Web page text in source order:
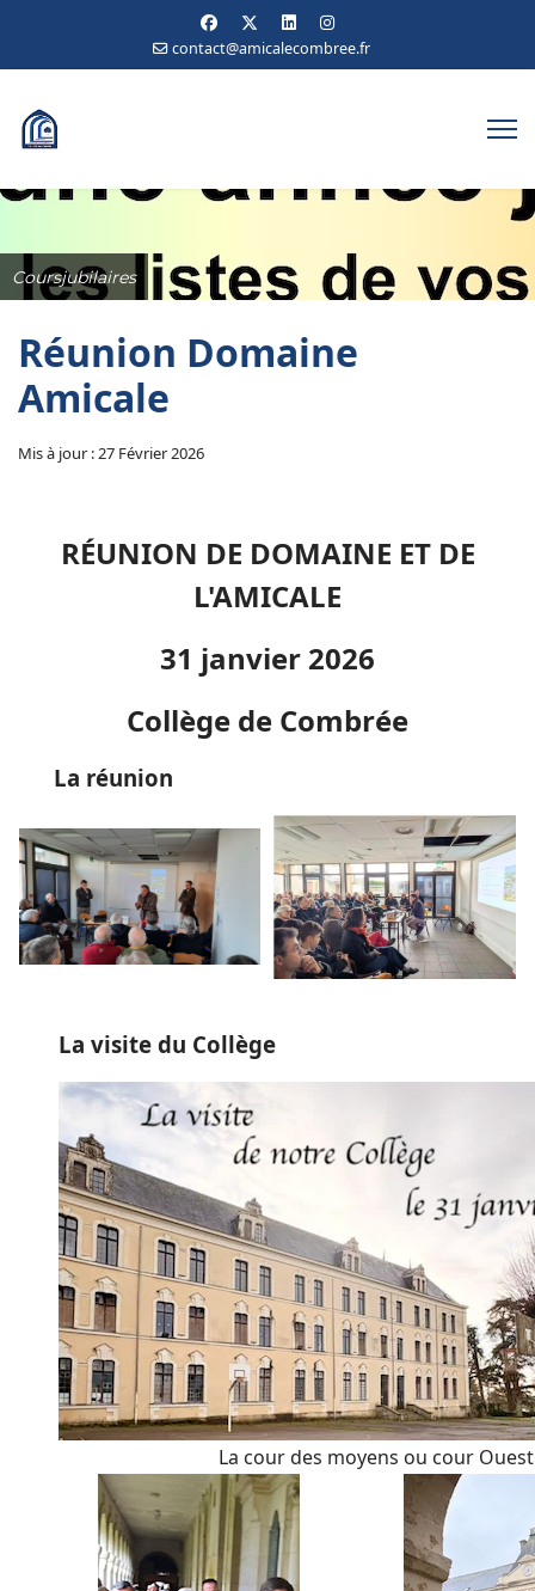
contact@amicalecombree.fr
Coursjubilaires
Réunion Domaine
Amicale
Mis à jour : 27 Février 2026
RÉUNION DE DOMAINE ET DE
L'AMICALE
31 janvier 2026
Collège de Combrée
La réunion
La visite du Collège
La cour des moyens ou cour Ouest